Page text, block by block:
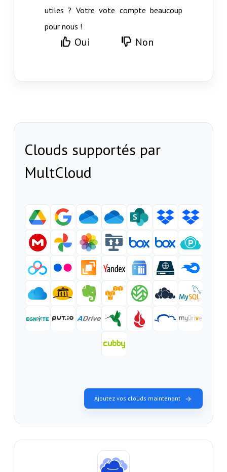
utiles ? Votre vote compte beaucoup
pour nous !
Oui Non
Clouds supportés par
MultCloud
Ajoutez vos clouds maintenant